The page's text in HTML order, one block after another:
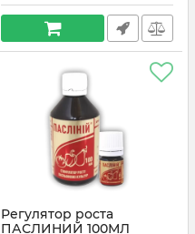
Регулятор роста
ПАСЛИНИЙ 100МЛ